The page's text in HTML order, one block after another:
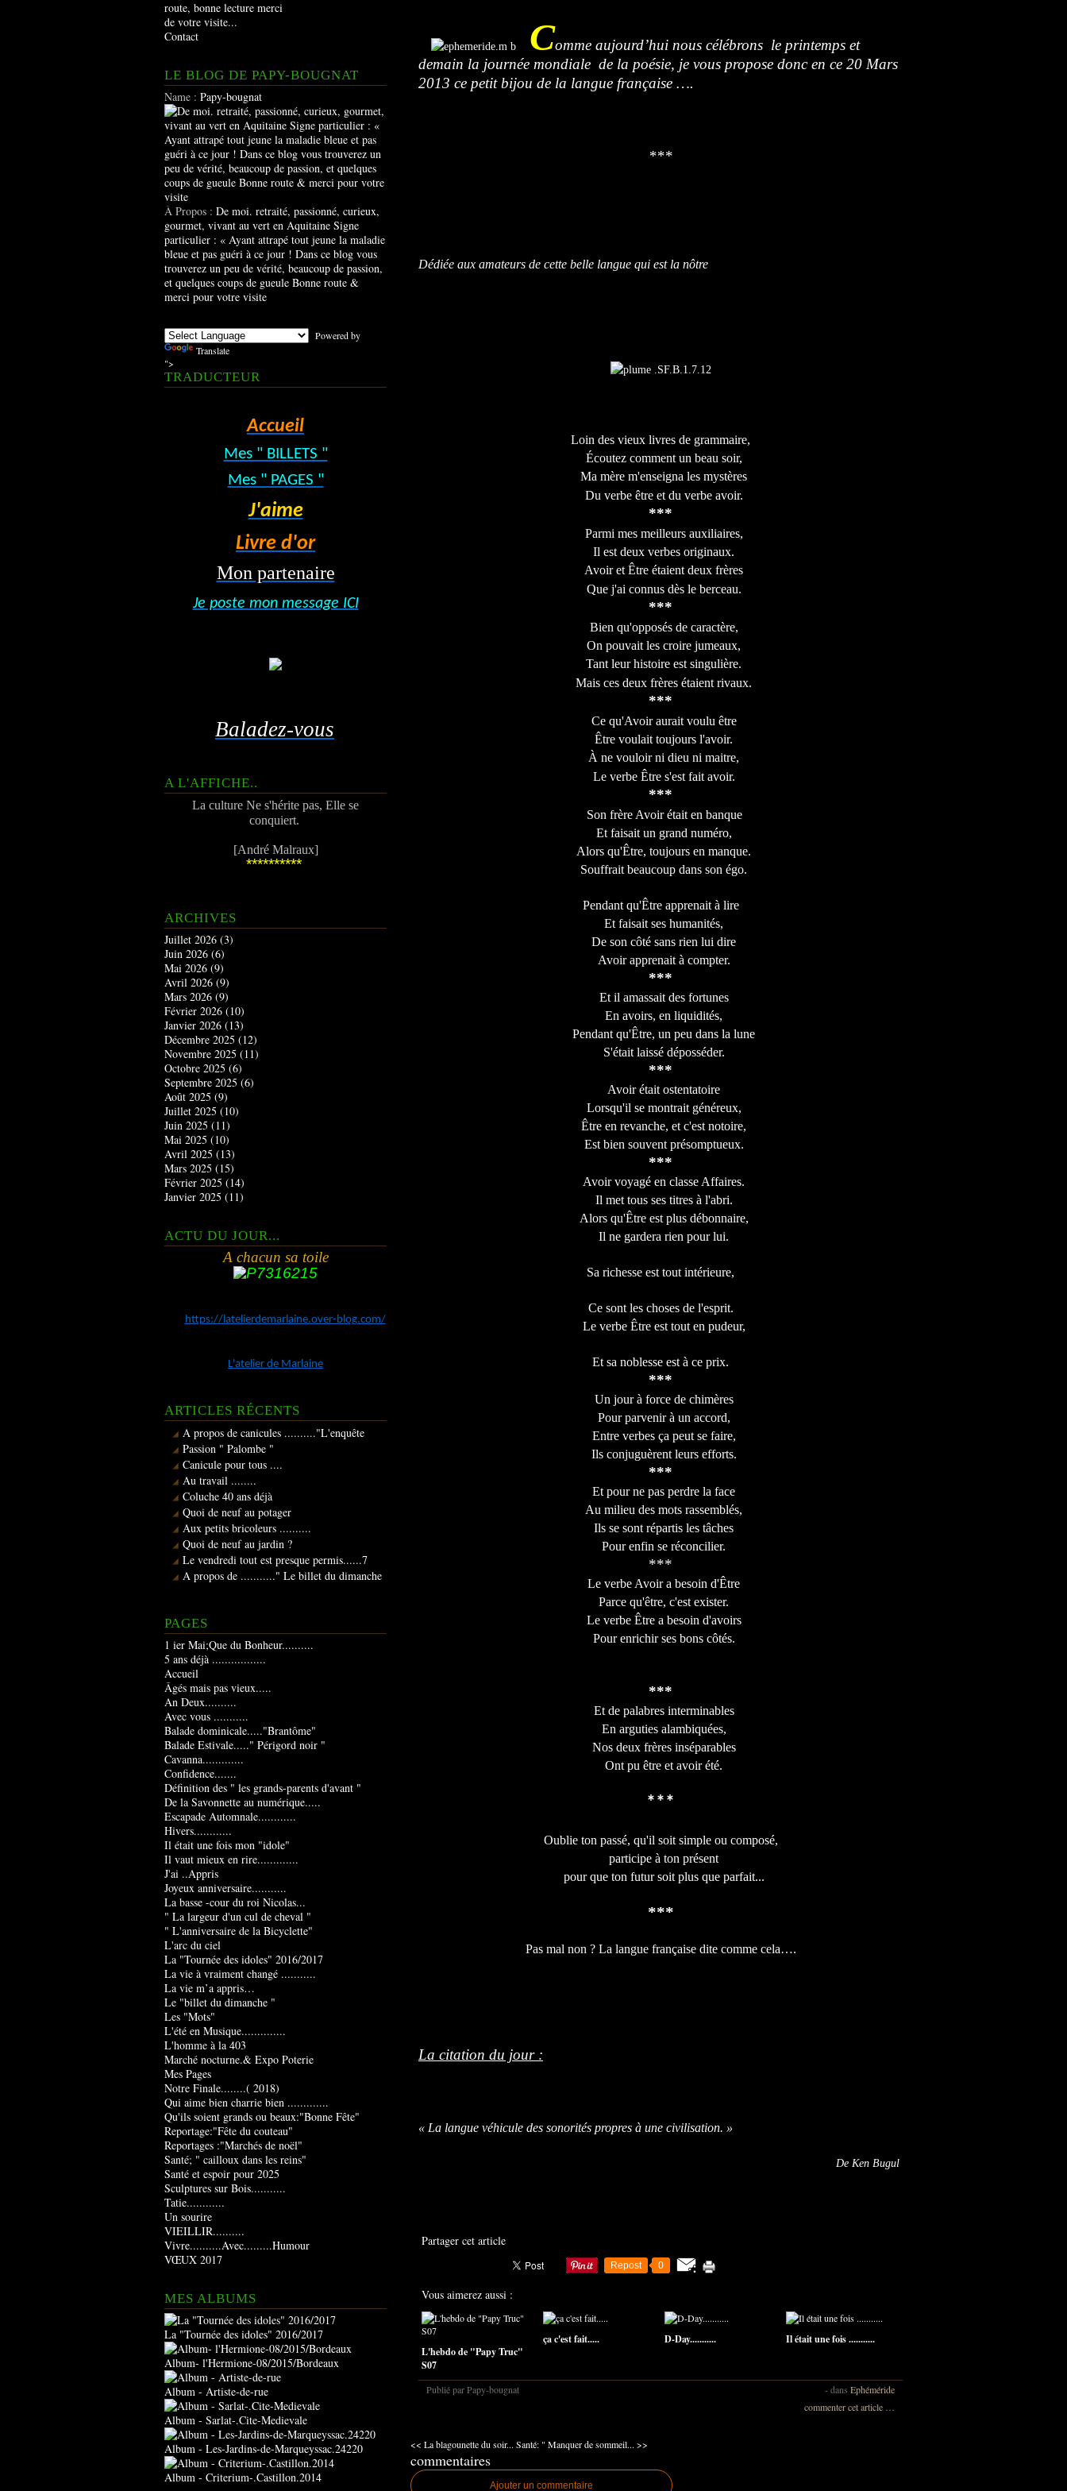
route, bonne lecture merci
de votre visite...
Contact
LE BLOG DE PAPY-BOUGNAT
Name : Papy-bougnat
À Propos : De moi. retraité, passionné, curieux,
gourmet, vivant au vert en Aquitaine Signe
particulier : « Ayant attrapé tout jeune la maladie
bleue et pas guéri à ce jour ! Dans ce blog vous
trouverez un peu de vérité, beaucoup de passion,
et quelques coups de gueule Bonne route &
merci pour votre visite
Powered by
Translate
">
TRADUCTEUR
Accueil
Mes " BILLETS "
Mes " PAGES "
J'aime
Livre d'or
Mon partenaire
Je poste mon message ICI
Baladez-vous
A L'AFFICHE..
La culture Ne s'hérite pas, Elle se
conquiert.
[André Malraux]
**********
ARCHIVES
Juillet 2026 (3)
Juin 2026 (6)
Mai 2026 (9)
Avril 2026 (9)
Mars 2026 (9)
Février 2026 (10)
Janvier 2026 (13)
Décembre 2025 (12)
Novembre 2025 (11)
Octobre 2025 (6)
Septembre 2025 (6)
Août 2025 (9)
Juillet 2025 (10)
Juin 2025 (11)
Mai 2025 (10)
Avril 2025 (13)
Mars 2025 (15)
Février 2025 (14)
Janvier 2025 (11)
ACTU DU JOUR...
A chacun sa toile
https://latelierdemarlaine.over-blog.com/
L'atelier de Marlaine
ARTICLES RÉCENTS
A propos de canicules .........."L'enquête
Passion " Palombe "
Canicule pour tous ....
Au travail ........
Coluche 40 ans déjà
Quoi de neuf au potager
Aux petits bricoleurs ..........
Quoi de neuf au jardin ?
Le vendredi tout est presque permis......7
A propos de ..........." Le billet du dimanche
PAGES
1 ier Mai;Que du Bonheur..........
5 ans déjà .................
Accueil
Âgés mais pas vieux.....
An Deux..........
Avec vous ...........
Balade dominicale....."Brantôme"
Balade Estivale....." Périgord noir "
Cavanna.............
Confidence.......
Définition des " les grands-parents d'avant "
De la Savonnette au numérique.....
Escapade Automnale............
Hivers............
Il était une fois mon "idole"
Il vaut mieux en rire.............
J'ai ..Appris
Joyeux anniversaire...........
La basse -cour du roi Nicolas...
" La largeur d'un cul de cheval "
" L'anniversaire de la Bicyclette"
L'arc du ciel
La "Tournée des idoles" 2016/2017
La vie à vraiment changé ...........
La vie m’a appris…
Le "billet du dimanche "
Les "Mots"
L'été en Musique..............
L'homme à la 403
Marché nocturne.& Expo Poterie
Mes Pages
Notre Finale........( 2018)
Qui aime bien charrie bien .............
Qu'ils soient grands ou beaux:"Bonne Fête"
Reportage:"Fête du couteau"
Reportages :"Marchés de noël"
Santé; " cailloux dans les reins"
Santé et espoir pour 2025
Sculptures sur Bois...........
Tatie............
Un sourire
VIEILLIR..........
Vivre..........Avec.........Humour
VŒUX 2017
MES ALBUMS
La "Tournée des idoles" 2016/2017
Album- l'Hermione-08/2015/Bordeaux
Album - Artiste-de-rue
Album - Sarlat-.Cite-Medievale
Album - Les-Jardins-de-Marqueyssac.24220
Album - Criterium-.Castillon.2014
Comme aujourd’hui nous célébrons le printemps et
demain la journée mondiale de la poésie, je vous propose donc en ce 20 Mars
2013 ce petit bijou de la langue française ….
***
Dédiée aux amateurs de cette belle langue qui est la nôtre
Loin des vieux livres de grammaire,
Écoutez comment un beau soir,
Ma mère m'enseigna les mystères
Du verbe être et du verbe avoir.
***
Parmi mes meilleurs auxiliaires,
Il est deux verbes originaux.
Avoir et Être étaient deux frères
Que j'ai connus dès le berceau.
***
Bien qu'opposés de caractère,
On pouvait les croire jumeaux,
Tant leur histoire est singulière.
Mais ces deux frères étaient rivaux.
***
Ce qu'Avoir aurait voulu être
Être voulait toujours l'avoir.
À ne vouloir ni dieu ni maitre,
Le verbe Être s'est fait avoir.
***
Son frère Avoir était en banque
Et faisait un grand numéro,
Alors qu'Être, toujours en manque.
Souffrait beaucoup dans son égo.
Pendant qu'Être apprenait à lire
Et faisait ses humanités,
De son côté sans rien lui dire
Avoir apprenait à compter.
***
Et il amassait des fortunes
En avoirs, en liquidités,
Pendant qu'Être, un peu dans la lune
S'était laissé déposséder.
***
Avoir était ostentatoire
Lorsqu'il se montrait généreux,
Être en revanche, et c'est notoire,
Est bien souvent présomptueux.
***
Avoir voyagé en classe Affaires.
Il met tous ses titres à l'abri.
Alors qu'Être est plus débonnaire,
Il ne gardera rien pour lui.
Sa richesse est tout intérieure,
Ce sont les choses de l'esprit.
Le verbe Être est tout en pudeur,
Et sa noblesse est à ce prix.
***
Un jour à force de chimères
Pour parvenir à un accord,
Entre verbes ça peut se faire,
Ils conjuguèrent leurs efforts.
***
Et pour ne pas perdre la face
Au milieu des mots rassemblés,
Ils se sont répartis les tâches
Pour enfin se réconcilier.
***
Le verbe Avoir a besoin d'Être
Parce qu'être, c'est exister.
Le verbe Être a besoin d'avoirs
Pour enrichir ses bons côtés.
***
Et de palabres interminables
En arguties alambiquées,
Nos deux frères inséparables
Ont pu être et avoir été.
***
Oublie ton passé, qu'il soit simple ou composé,
participe à ton présent
pour que ton futur soit plus que parfait...
***
Pas mal non ? La langue française dite comme cela….
La citation du jour :
« La langue véhicule des sonorités propres à une civilisation. »
De Ken Bugul
Partager cet article
Repost 0
Vous aimerez aussi :
L'hebdo de "Papy Truc"
S07
ça c'est fait..... D-Day........... Il était une fois ...........
Publié par Papy-bougnat -dans Ephéméride
commenter cet article
<< La blagounette du soir... Santé: " Manquer de sommeil... >>
commentaires
Ajouter un commentaire